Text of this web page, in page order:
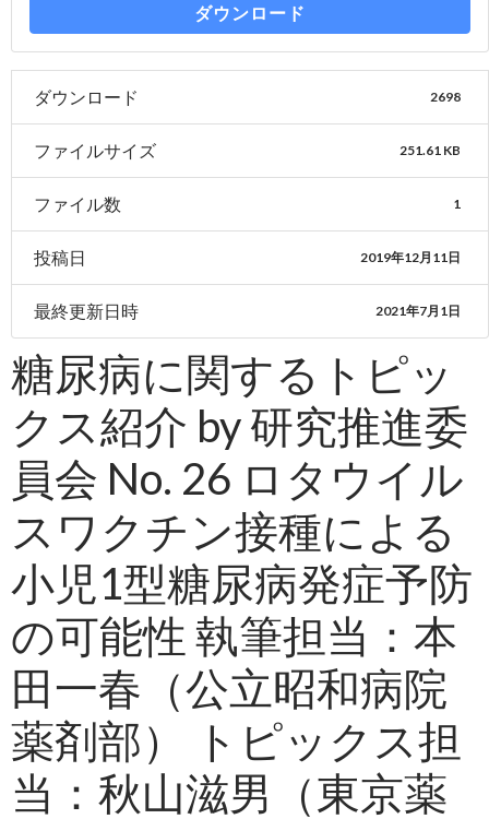
ダウンロード
ダウンロード 2698
ファイルサイズ 251.61 KB
ファイル数 1
投稿日 2019年12月11日
最終更新日時 2021年7月1日
糖尿病に関するトピッ
クス紹介 by 研究推進委
員会 No. 26 ロタウイル
スワクチン接種による
小児1型糖尿病発症予防
の可能性 執筆担当：本
田一春（公立昭和病院
薬剤部） トピックス担
当：秋山滋男（東京薬